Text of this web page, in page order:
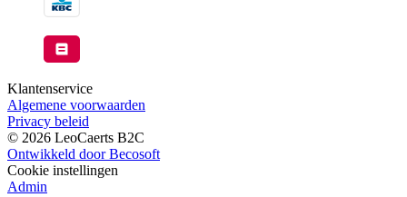
Klantenservice
Algemene voorwaarden
Privacy beleid
© 2026 LeoCaerts B2C
Ontwikkeld door Becosoft
Cookie instellingen
Admin